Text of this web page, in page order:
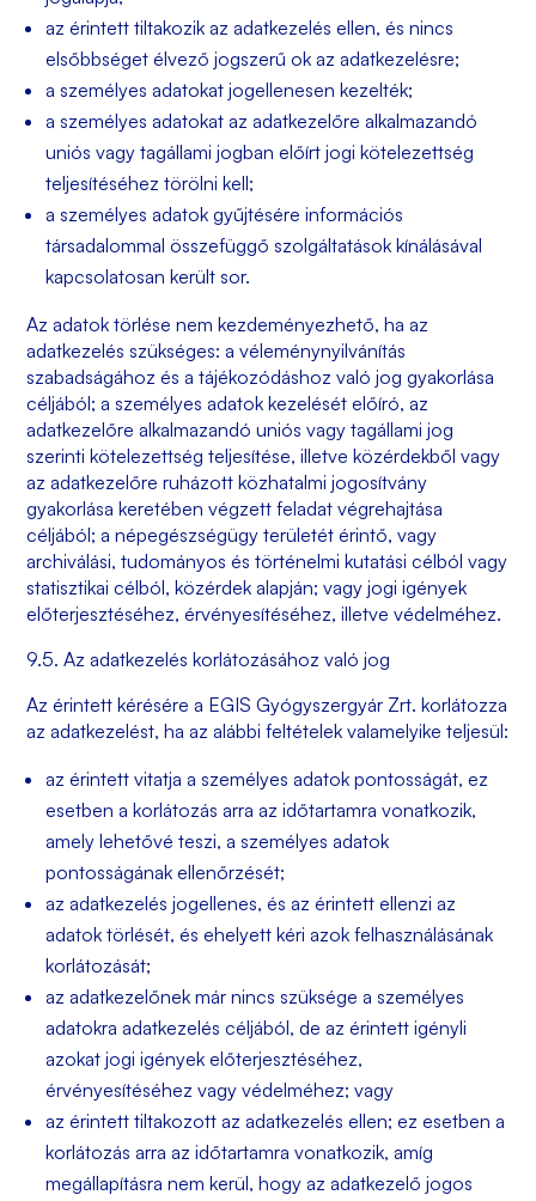
az érintett tiltakozik az adatkezelés ellen, és nincs
elsőbbséget élvező jogszerű ok az adatkezelésre;
a személyes adatokat jogellenesen kezelték;
a személyes adatokat az adatkezelőre alkalmazandó
uniós vagy tagállami jogban előírt jogi kötelezettség
teljesítéséhez törölni kell;
a személyes adatok gyűjtésére információs
társadalommal összefüggő szolgáltatások kínálásával
kapcsolatosan került sor.
Az adatok törlése nem kezdeményezhető, ha az
adatkezelés szükséges: a véleménynyilvánítás
szabadságához és a tájékozódáshoz való jog gyakorlása
céljából; a személyes adatok kezelését előíró, az
adatkezelőre alkalmazandó uniós vagy tagállami jog
szerinti kötelezettség teljesítése, illetve közérdekből vagy
az adatkezelőre ruházott közhatalmi jogosítvány
gyakorlása keretében végzett feladat végrehajtása
céljából; a népegészségügy területét érintő, vagy
archiválási, tudományos és történelmi kutatási célból vagy
statisztikai célból, közérdek alapján; vagy jogi igények
előterjesztéséhez, érvényesítéséhez, illetve védelméhez.
9.5. Az adatkezelés korlátozásához való jog
Az érintett kérésére a EGIS Gyógyszergyár Zrt. korlátozza
az adatkezelést, ha az alábbi feltételek valamelyike teljesül:
az érintett vitatja a személyes adatok pontosságát, ez
esetben a korlátozás arra az időtartamra vonatkozik,
amely lehetővé teszi, a személyes adatok
pontosságának ellenőrzését;
az adatkezelés jogellenes, és az érintett ellenzi az
adatok törlését, és ehelyett kéri azok felhasználásának
korlátozását;
az adatkezelőnek már nincs szüksége a személyes
adatokra adatkezelés céljából, de az érintett igényli
azokat jogi igények előterjesztéséhez,
érvényesítéséhez vagy védelméhez; vagy
az érintett tiltakozott az adatkezelés ellen; ez esetben a
korlátozás arra az időtartamra vonatkozik, amíg
megállapításra nem kerül, hogy az adatkezelő jogos